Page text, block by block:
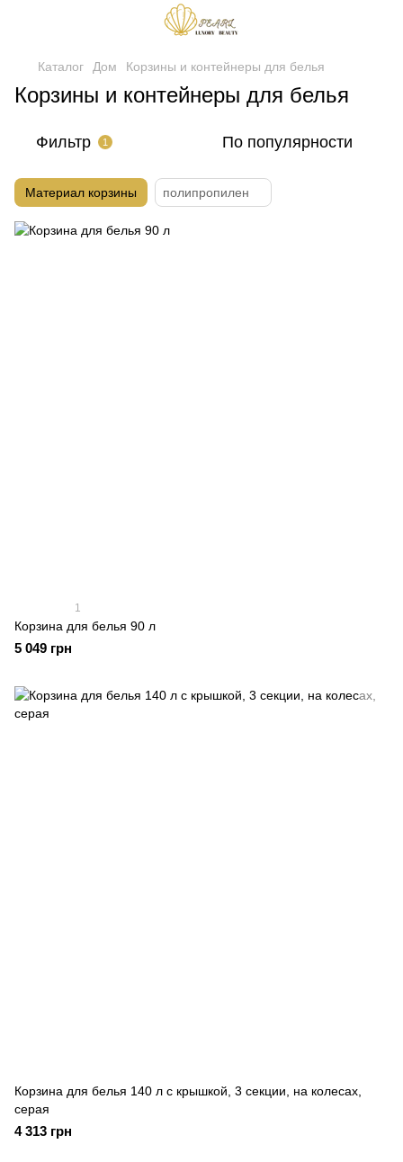
Каталог Дом Корзины и контейнеры для белья
Корзины и контейнеры для белья
Фильтр 1 По популярности
Материал корзины полипропилен
1
Корзина для белья 90 л
5 049 грн
Корзина для белья 140 л с крышкой, 3 секции, на колесах,
серая
4 313 грн